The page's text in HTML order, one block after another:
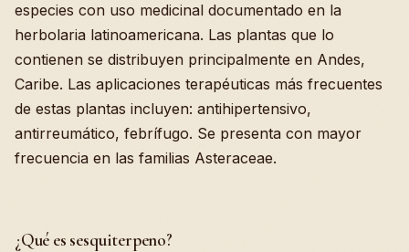
especies con uso medicinal documentado en la
herbolaria latinoamericana. Las plantas que lo
contienen se distribuyen principalmente en Andes,
Caribe. Las aplicaciones terapéuticas más frecuentes
de estas plantas incluyen: antihipertensivo,
antirreumático, febrífugo. Se presenta con mayor
frecuencia en las familias Asteraceae.
¿Qué es sesquiterpeno?